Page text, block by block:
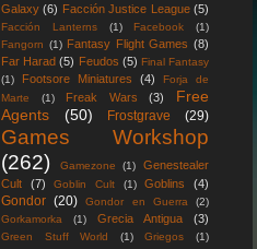
Galaxy (6) Facción Justice League (5)
Facción Lanterns (1) Facebook
(1)
Fangorn (1) Fantasy Flight Games (8)
Far Harad (5) Feudos (5) Final Fantasy
(1)
Footsore Miniatures (4)
Forja de
Marte
(1) Freak Wars (3)
Free
Agents
(50) Frostgrave (29)
Games Workshop
(262)
Gamezone (1)
Genestealer
Cult
(7) Goblin Cult (1) Goblins (4)
Gondor (20) Gondor en Guerra
(2)
Gorkamorka
(1) Grecia Antigua (3)
Green Stuff World (1) Griegos
(1)